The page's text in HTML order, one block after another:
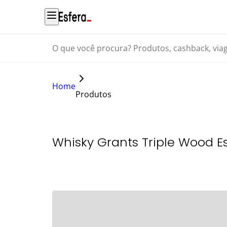
O que você procura? Produtos, cashback, viagens...
Home
Produtos
Whisky Grants Triple Wood